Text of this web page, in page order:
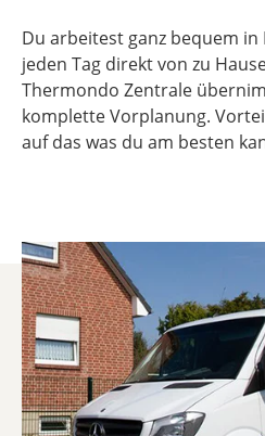
Du arbeitest ganz bequem in
jeden Tag direkt von zu
Thermondo Zentrale
komplette Vorplanung.
auf das was du am besten